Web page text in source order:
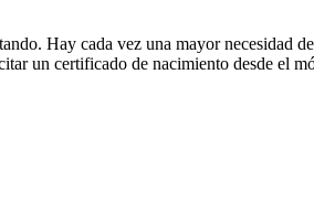
Hay cada vez una mayor necesidad
un certificado de nacimiento desde el